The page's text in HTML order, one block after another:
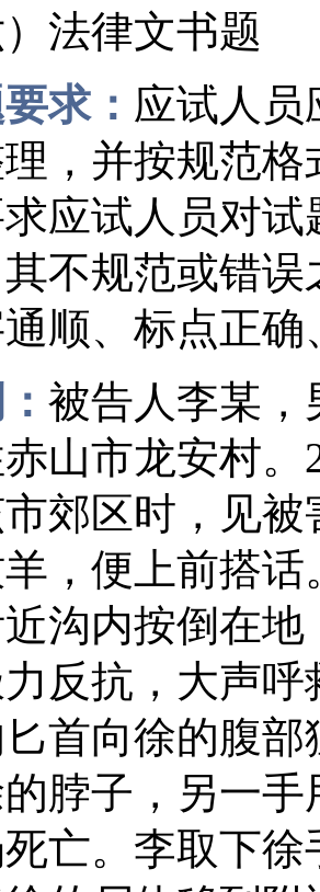
律文书题
求： 应试人员
，并按规范
应试人员对
不规范或错
顺、标点正
被告人李某，
山市龙安村。
郊区时，见
，便上前搭
沟内按倒在
反抗，大声
首向徐的腹
脖子，另一
亡。李取下